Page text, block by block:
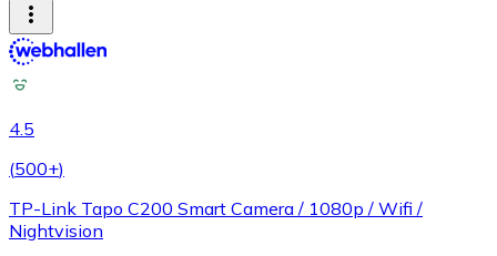
4.5
(500+)
TP-Link Tapo C200 Smart Camera / 1080p / Wifi /
Nightvision